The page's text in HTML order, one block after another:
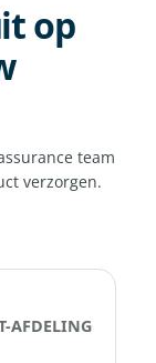
op
team
verzorgen.
AFDELING